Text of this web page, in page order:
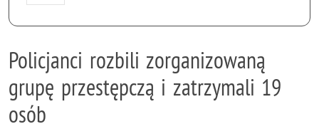
Policjanci rozbili zorganizowaną
grupę przestępczą i zatrzymali 19
osób